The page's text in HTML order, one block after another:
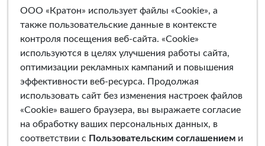
ООО «Кратон» использует файлы «Cookie», а
также пользовательские данные в контексте
контроля посещения веб-сайта. «Cookie»
используются в целях улучшения работы сайта,
оптимизации рекламных кампаний и повышения
эффективности веб-ресурса. Продолжая
использовать сайт без изменения настроек файлов
«Cookie» вашего браузера, вы выражаете согласие
на обработку ваших персональных данных, в
соответствии с Пользовательским соглашением и